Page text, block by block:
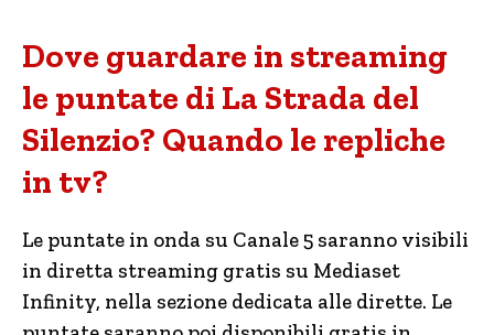
Dove guardare in streaming
le puntate di La Strada del
Silenzio? Quando le repliche
in tv?
Le puntate in onda su Canale 5 saranno visibili
in diretta streaming gratis su Mediaset
Infinity, nella sezione dedicata alle dirette. Le